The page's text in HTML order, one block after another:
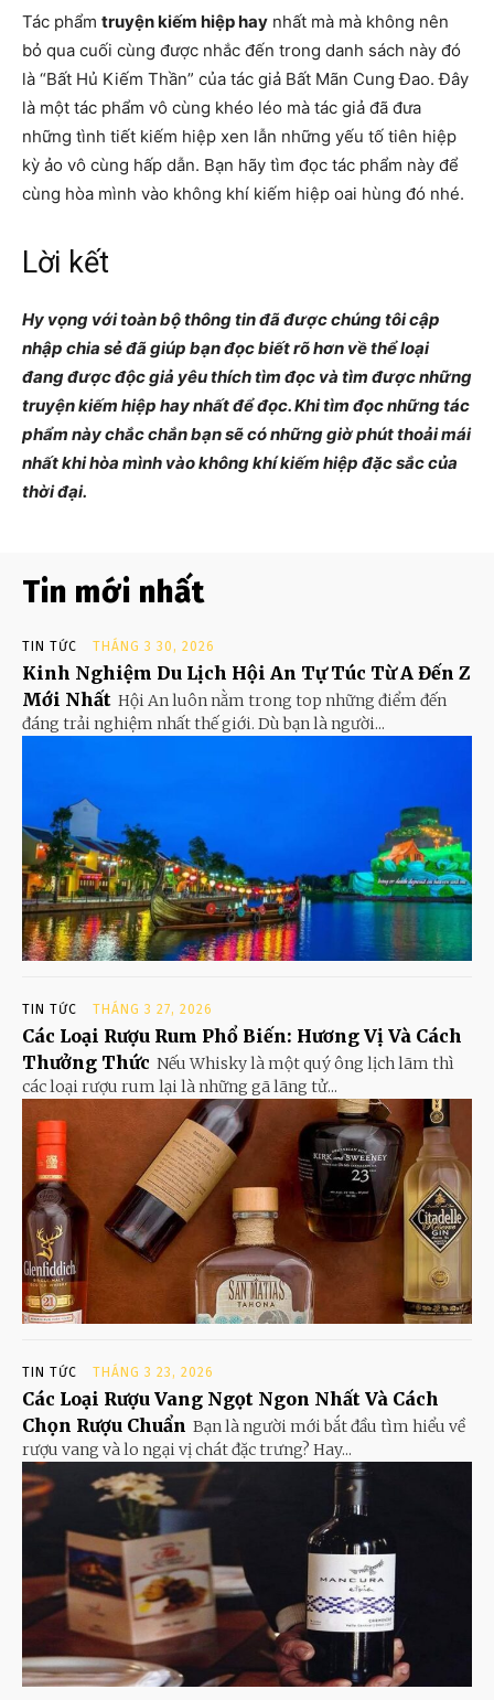
Tác phẩm truyện kiếm hiệp hay nhất mà mà không nên
bỏ qua cuối cùng được nhắc đến trong danh sách này đó
là “Bất Hủ Kiếm Thần” của tác giả Bất Mãn Cung Đao. Đây
là một tác phẩm vô cùng khéo léo mà tác giả đã đưa
những tình tiết kiếm hiệp xen lẫn những yếu tố tiên hiệp
kỳ ảo vô cùng hấp dẫn. Bạn hãy tìm đọc tác phẩm này để
cùng hòa mình vào không khí kiếm hiệp oai hùng đó nhé.
Lời kết
Hy vọng với toàn bộ thông tin đã được chúng tôi cập
nhập chia sẻ đã giúp bạn đọc biết rõ hơn về thể loại
đang được độc giả yêu thích tìm đọc và tìm được những
truyện kiếm hiệp hay nhất để đọc. Khi tìm đọc những tác
phẩm này chắc chắn bạn sẽ có những giờ phút thoải mái
nhất khi hòa mình vào không khí kiếm hiệp đặc sắc của
thời đại.
Tin mới nhất
TIN TỨC THÁNG 3 30, 2026
Kinh Nghiệm Du Lịch Hội An Tự Túc Từ A Đến Z
Mới Nhất Hội An luôn nằm trong top những điểm đến
đáng trải nghiệm nhất thế giới. Dù bạn là người...
TIN TỨC THÁNG 3 27, 2026
Các Loại Rượu Rum Phổ Biến: Hương Vị Và Cách
Thưởng Thức Nếu Whisky là một quý ông lịch lãm thì
các loại rượu rum lại là những gã lãng tử...
TIN TỨC THÁNG 3 23, 2026
Các Loại Rượu Vang Ngọt Ngon Nhất Và Cách
Chọn Rượu Chuẩn Bạn là người mới bắt đầu tìm hiểu về
rượu vang và lo ngại vị chát đặc trưng? Hay...